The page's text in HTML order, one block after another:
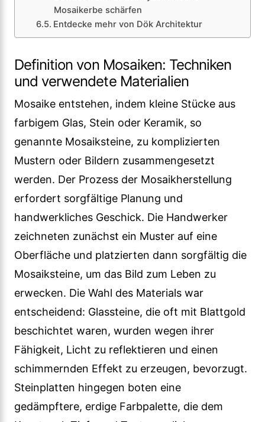
Mosaikerbe schärfen
Entdecke mehr von Dök Architektur
Definition von Mosaiken: Techniken
und verwendete Materialien
Mosaike entstehen, indem kleine Stücke aus
farbigem Glas, Stein oder Keramik, so
genannte Mosaiksteine, zu komplizierten
Mustern oder Bildern zusammengesetzt
werden. Der Prozess der Mosaikherstellung
erfordert sorgfältige Planung und
handwerkliches Geschick. Die Handwerker
zeichneten zunächst ein Muster auf eine
Oberfläche und platzierten dann sorgfältig die
Mosaiksteine, um das Bild zum Leben zu
erwecken. Die Wahl des Materials war
entscheidend: Glassteine, die oft mit Blattgold
beschichtet waren, wurden wegen ihrer
Fähigkeit, Licht zu reflektieren und einen
schimmernden Effekt zu erzeugen, bevorzugt.
Steinplatten hingegen boten eine
gedämpftere, erdige Farbpalette, die dem